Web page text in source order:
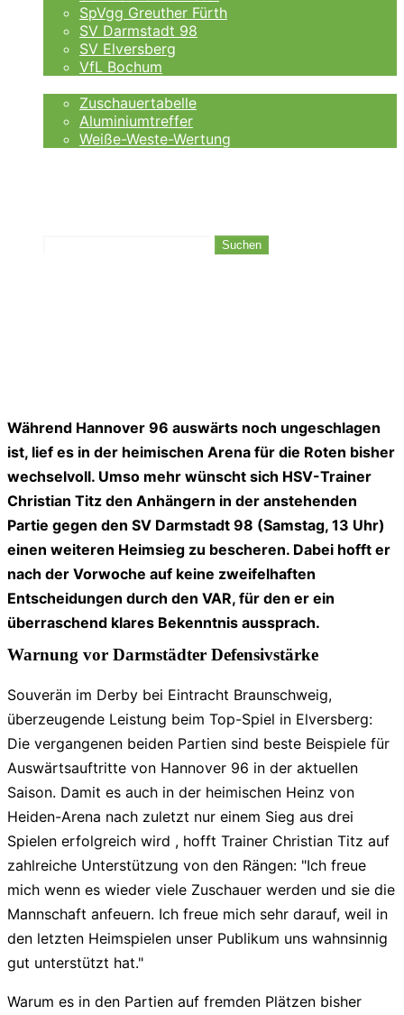
SpVgg Greuther Fürth
SV Darmstadt 98
SV Elversberg
VfL Bochum
Zuschauertabelle
Aluminiumtreffer
Weiße-Weste-Wertung
Suchen
Während Hannover 96 auswärts noch ungeschlagen
ist, lief es in der heimischen Arena für die Roten bisher
wechselvoll. Umso mehr wünscht sich HSV-Trainer
Christian Titz den Anhängern in der anstehenden
Partie gegen den SV Darmstadt 98 (Samstag, 13 Uhr)
einen weiteren Heimsieg zu bescheren. Dabei hofft er
nach der Vorwoche auf keine zweifelhaften
Entscheidungen durch den VAR, für den er ein
überraschend klares Bekenntnis aussprach.
Warnung vor Darmstädter Defensivstärke
Souverän im Derby bei Eintracht Braunschweig,
überzeugende Leistung beim Top-Spiel in Elversberg:
Die vergangenen beiden Partien sind beste Beispiele für
Auswärtsauftritte von Hannover 96 in der aktuellen
Saison. Damit es auch in der heimischen Heinz von
Heiden-Arena nach zuletzt nur einem Sieg aus drei
Spielen erfolgreich wird , hofft Trainer Christian Titz auf
zahlreiche Unterstützung von den Rängen: "Ich freue
mich wenn es wieder viele Zuschauer werden und sie die
Mannschaft anfeuern. Ich freue mich sehr darauf, weil in
den letzten Heimspielen unser Publikum uns wahnsinnig
gut unterstützt hat."
Warum es in den Partien auf fremden Plätzen bisher